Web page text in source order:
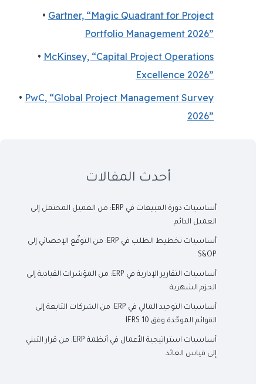
• Gartner, “Magic Quadrant for Project
Portfolio Management 2026”
• McKinsey, “Capital Project Operations
Excellence 2026”
• PwC, “Global Project Management Survey
2026”
أحدث المقالات
أساسيات دورة المبيعات في ERP: من العميل المحتمل إلى
العميل الدائم
أساسيات تخطيط الطلب في ERP: من التوقّع الإحصائي إلى
S&OP
أساسيات التقارير الإدارية في ERP: من المؤشرات القيادية إلى
الحزم الشهرية
أساسيات التوحيد المالي في ERP: من الشركات التابعة إلى
القوائم الموحّدة وفق IFRS 10
أساسيات استراتيجية الأعمال في أنظمة ERP: من قرار التبني
إلى قياس العائد